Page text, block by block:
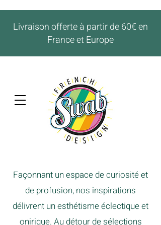
Livraison offerte à partir de 60€ en
France et Europe
Façonnant un espace de curiosité et
de profusion, nos inspirations
délivrent un esthétisme éclectique et
onirique. Au détour de sélections